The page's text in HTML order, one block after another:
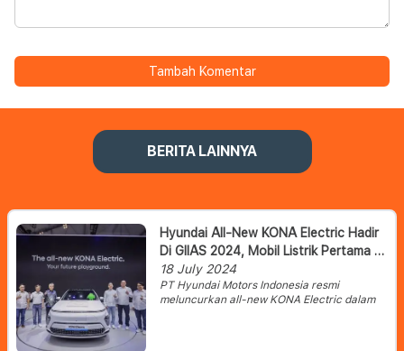
Tambah Komentar
BERITA LAINNYA
Hyundai All-New KONA Electric Hadir
Di GIIAS 2024, Mobil Listrik Pertama Di
Indonesia Dengan Baterai Produksi
Lokal
18 July 2024
PT Hyundai Motors Indonesia resmi
meluncurkan all-new KONA Electric dalam